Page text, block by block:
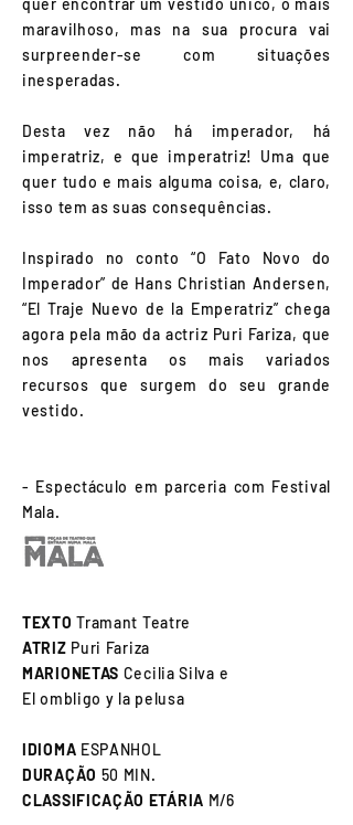
quer encontrar um vestido único, o mais
maravilhoso, mas na sua procura vai
surpreender-se com situações
inesperadas.
Desta vez não há imperador, há
imperatriz, e que imperatriz! Uma que
quer tudo e mais alguma coisa, e, claro,
isso tem as suas consequências.
Inspirado no conto “O Fato Novo do
Imperador” de Hans Christian Andersen,
“El Traje Nuevo de la Emperatriz” chega
agora pela mão da actriz Puri Fariza, que
nos apresenta os mais variados
recursos que surgem do seu grande
vestido.
- Espectáculo em parceria com Festival
Mala.
TEXTO Tramant Teatre
ATRIZ Puri Fariza
MARIONETAS Cecilia Silva e
El ombligo y la pelusa
IDIOMA ESPANHOL
DURAÇÃO 50 MIN.
CLASSIFICAÇÃO ETÁRIA M/6